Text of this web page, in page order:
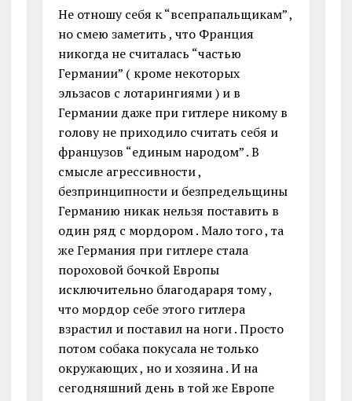
Не отношу себя к “всепрапальщикам” ,
но смею заметить , что Франция
никогда не считалась “частью
Германии” ( кроме некоторых
эльзасов с лотарингиями ) и в
Германии даже при гитлере никому в
голову не приходило считать себя и
французов “единым народом” . В
смысле агрессивности ,
безпринципности и безпредельщины
Германию никак нельзя поставить в
один ряд с мордором . Мало того , та
же Германия при гитлере стала
пороховой бочкой Европы
исключительно благодараря тому ,
что мордор себе этого гитлера
взрастил и поставил на ноги . Просто
потом собака покусала не только
окружающих , но и хозяина . И на
сегодняшний день в той же Европе